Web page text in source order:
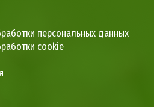
персональных данных
cookie